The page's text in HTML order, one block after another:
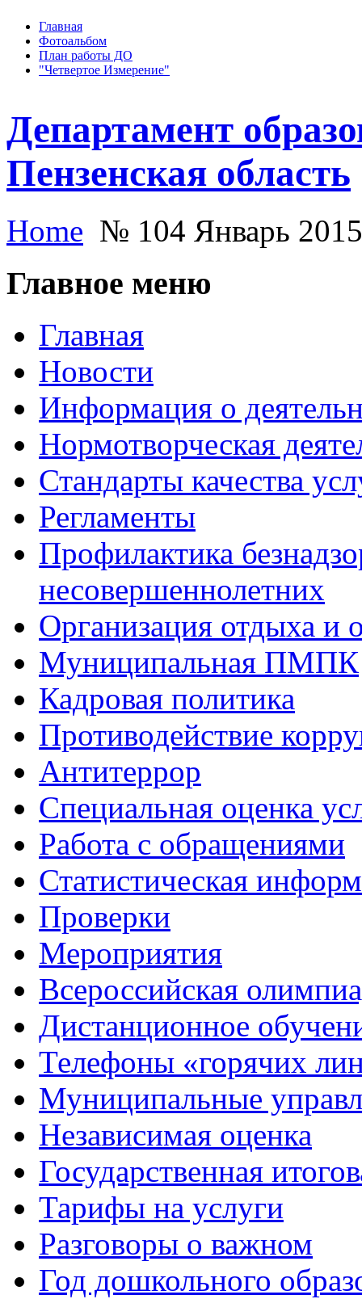
Главная
Фотоальбом
План работы ДО
"Четвертое Измерение"
Департамент
Пензенская область
Home № 104 Январь 2015
Главное меню
Главная
Новости
Информация о
Нормотворческая
Стандарты качества
Регламенты
Профилактика
несовершеннолетних
Организация отдыха и
Муниципальная ПМПК
Кадровая политика
Противодействие
Антитеррор
Специальная оценка
Работа с обращениями
Статистическая
Проверки
Мероприятия
Всероссийская
Дистанционное
Телефоны «горячих
Муниципальные
Независимая оценка
Государственная
Тарифы на услуги
Разговоры о важном
Год дошкольного